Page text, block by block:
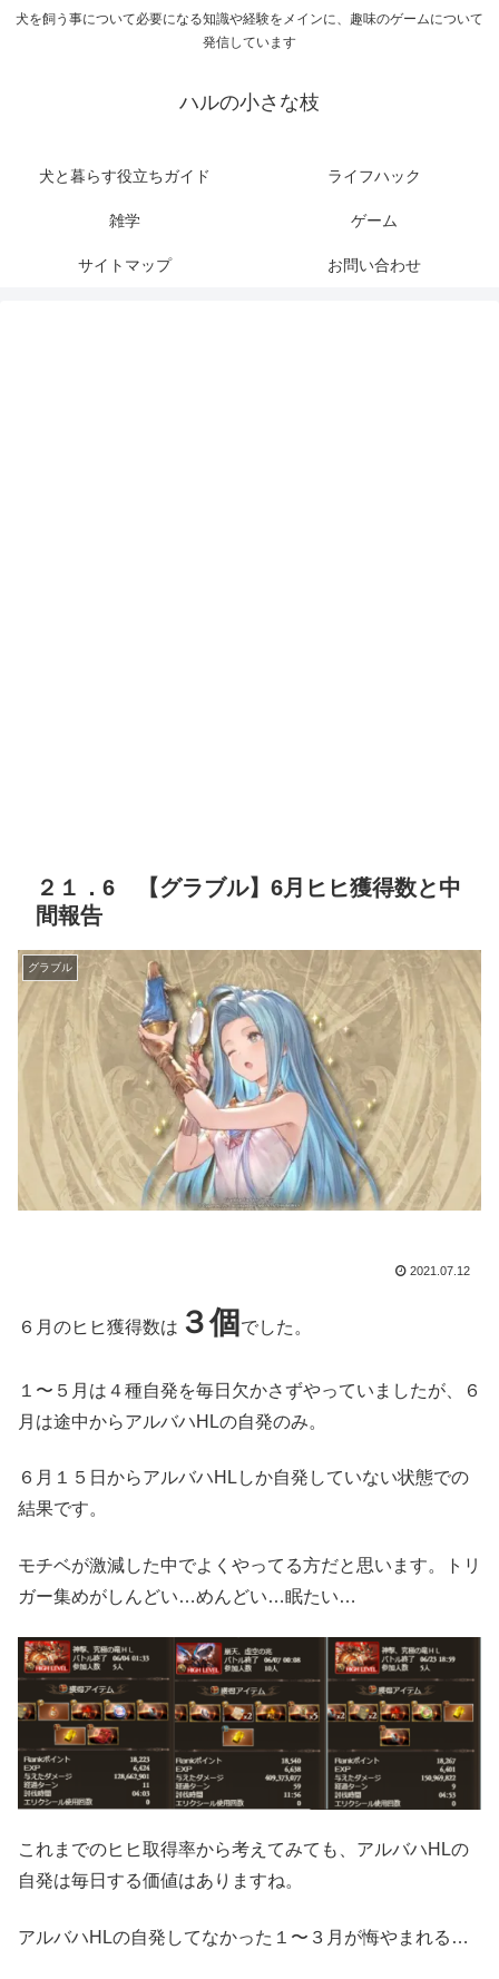
犬を飼う事について必要になる知識や経験をメインに、趣味のゲームについて
発信しています
ハルの小さな枝
犬と暮らす役立ちガイド ライフハック
雑学 ゲーム
サイトマップ お問い合わせ
２１．6 【グラブル】6月ヒヒ獲得数と中
間報告
グラブル
2021.07.12
６月のヒヒ獲得数は ３個 でした。
１〜５月は４種自発を毎日欠かさずやっていましたが、６
月は途中からアルバハHLの自発のみ。
６月１５日からアルバハHLしか自発していない状態での
結果です。
モチベが激減した中でよくやってる方だと思います。トリ
ガー集めがしんどい…めんどい…眠たい…
これまでのヒヒ取得率から考えてみても、アルバハHLの
自発は毎日する価値はありますね。
アルバハHLの自発してなかった１〜３月が悔やまれる…